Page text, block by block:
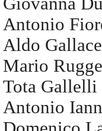
Antonio
Aldo Gallace
Mario
Tota Gallelli
Antonio